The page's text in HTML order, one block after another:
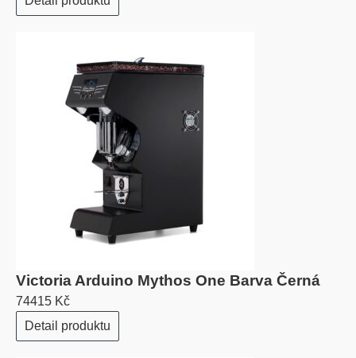
Victoria Arduino Mythos One Barva Černá
74415 Kč
Detail produktu